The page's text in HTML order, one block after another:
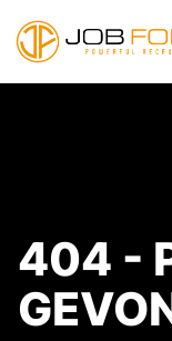
404 -